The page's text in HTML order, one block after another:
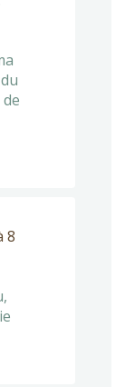
8